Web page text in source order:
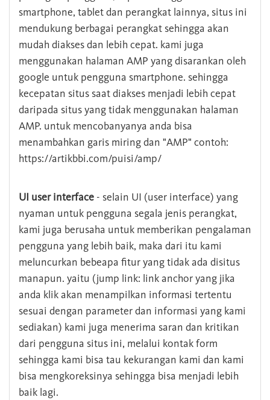
smartphone, tablet dan perangkat lainnya, situs ini
mendukung berbagai perangkat sehingga akan
mudah diakses dan lebih cepat. kami juga
menggunakan halaman AMP yang disarankan oleh
google untuk pengguna smartphone. sehingga
kecepatan situs saat diakses menjadi lebih cepat
daripada situs yang tidak menggunakan halaman
AMP. untuk mencobanyanya anda bisa
menambahkan garis miring dan "AMP" contoh:
https://artikbbi.com/puisi/amp/
UI user interface - selain UI (user interface) yang
nyaman untuk pengguna segala jenis perangkat,
kami juga berusaha untuk memberikan pengalaman
pengguna yang lebih baik, maka dari itu kami
meluncurkan bebeapa fitur yang tidak ada disitus
manapun. yaitu (jump link: link anchor yang jika
anda klik akan menampilkan informasi tertentu
sesuai dengan parameter dan informasi yang kami
sediakan) kami juga menerima saran dan kritikan
dari pengguna situs ini, melalui kontak form
sehingga kami bisa tau kekurangan kami dan kami
bisa mengkoreksinya sehingga bisa menjadi lebih
baik lagi.